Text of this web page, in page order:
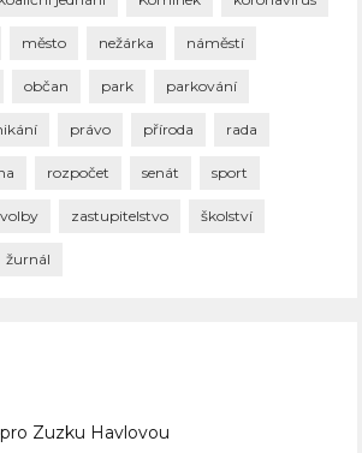
město nežárka náměstí
občan park parkování
právo příroda rada
rozpočet senát sport
volby zastupitelstvo školství
žurnál
Zuzku Havlovou